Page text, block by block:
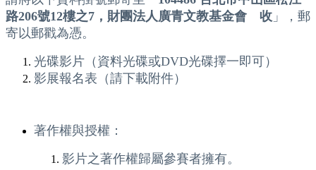
路206號12樓之7，財團法人廣青文教基金會 收 」，郵
寄以郵戳為憑。
光碟影片（資料光碟或DVD光碟擇一即可）
影展報名表（請下載附件）
著作權與授權：
影片之著作權歸屬參賽者擁有。